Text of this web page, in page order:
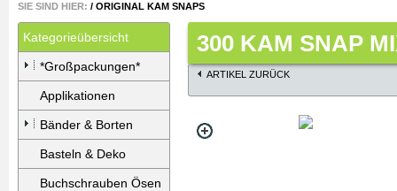
SIE SIND HIER: / ORIGINAL KAM SNAPS
Kategorieübersicht
*Großpackungen*
Applikationen
Bänder & Borten
Basteln & Deko
Buchschrauben Ösen
300 KAM SNAP
ARTIKEL ZURÜCK